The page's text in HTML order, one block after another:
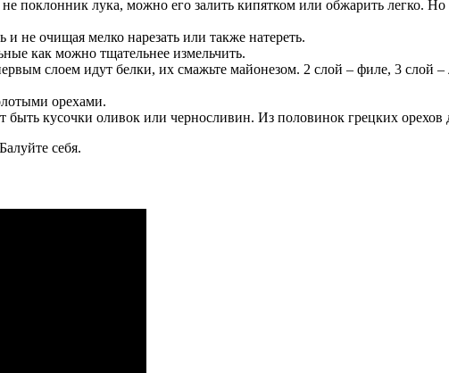
поклонник лука, можно его залить кипятком или обжарить легко. Но
не очищая мелко нарезать или также натереть.
как можно тщательнее измельчить.
слоем идут белки, их смажьте майонезом. 2 слой – филе, 3 слой –
орехами.
быть кусочки оливок или черносливин. Из половинок грецких
себя.